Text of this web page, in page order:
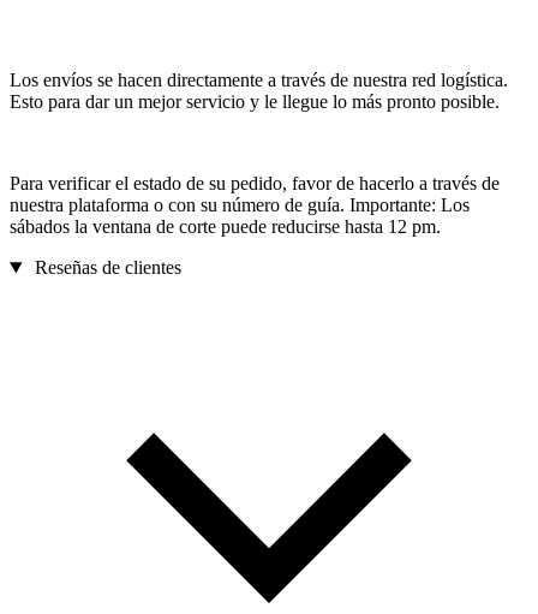
Los envíos se hacen directamente a través de nuestra red logística.
Esto para dar un mejor servicio y le llegue lo más pronto posible.
Para verificar el estado de su pedido, favor de hacerlo a través de
nuestra plataforma o con su número de guía. Importante: Los
sábados la ventana de corte puede reducirse hasta 12 pm.
Reseñas de clientes